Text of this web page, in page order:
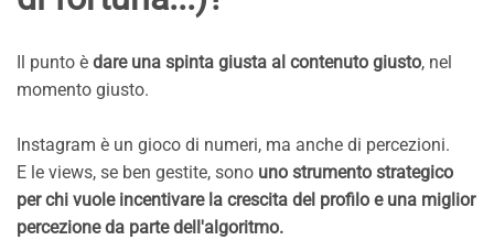
Il punto è dare una spinta giusta al contenuto giusto, nel
momento giusto.
Instagram è un gioco di numeri, ma anche di percezioni.
E le views, se ben gestite, sono uno strumento strategico
per chi vuole incentivare la crescita del profilo e una miglior
percezione da parte dell'algoritmo.